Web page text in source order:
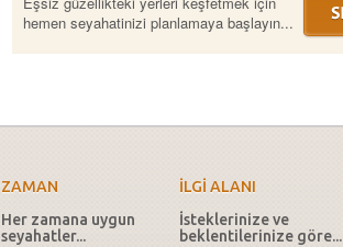
hemen seyahatinizi planlamaya başlayın...
ZAMAN
Her zamana uygun
seyahatler...
İLGİ ALANI
İsteklerinize ve
beklentilerinize göre...